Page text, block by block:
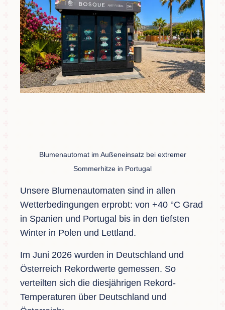
Blumenautomat im Außeneinsatz bei extremer
Sommerhitze in Portugal
Unsere Blumenautomaten sind in allen
Wetterbedingungen erprobt: von +40 °C Grad
in Spanien und Portugal bis in den tiefsten
Winter in Polen und Lettland.
Im Juni 2026 wurden in Deutschland und
Österreich Rekordwerte gemessen. So
verteilten sich die diesjährigen Rekord-
Temperaturen über Deutschland und